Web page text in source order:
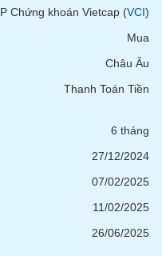
Chứng khoán Vietcap (VCI)
Mua
Châu Âu
Thanh Toán Tiền
6 tháng
27/12/2024
07/02/2025
11/02/2025
26/06/2025